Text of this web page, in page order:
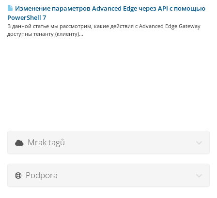
Изменение параметров Advanced Edge через API с помощью
PowerShell 7
В данной статье мы рассмотрим, какие действия с Advanced Edge Gateway
доступны тенанту (клиенту)...
Mrak tagů
Podpora